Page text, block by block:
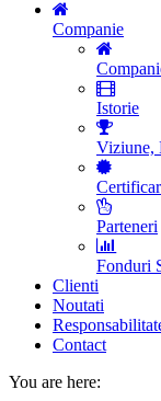
Companie
Istorie
Viziune,
Parteneri
Fonduri
Clienti
Noutati
Contact
You are here: